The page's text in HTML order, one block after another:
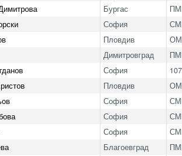
Бургас
София
Пловдив
Димитровград
София
Пловдив
София
София
София
Благоевград